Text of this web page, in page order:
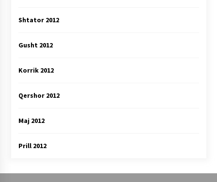
Shtator 2012
Gusht 2012
Korrik 2012
Qershor 2012
Maj 2012
Prill 2012